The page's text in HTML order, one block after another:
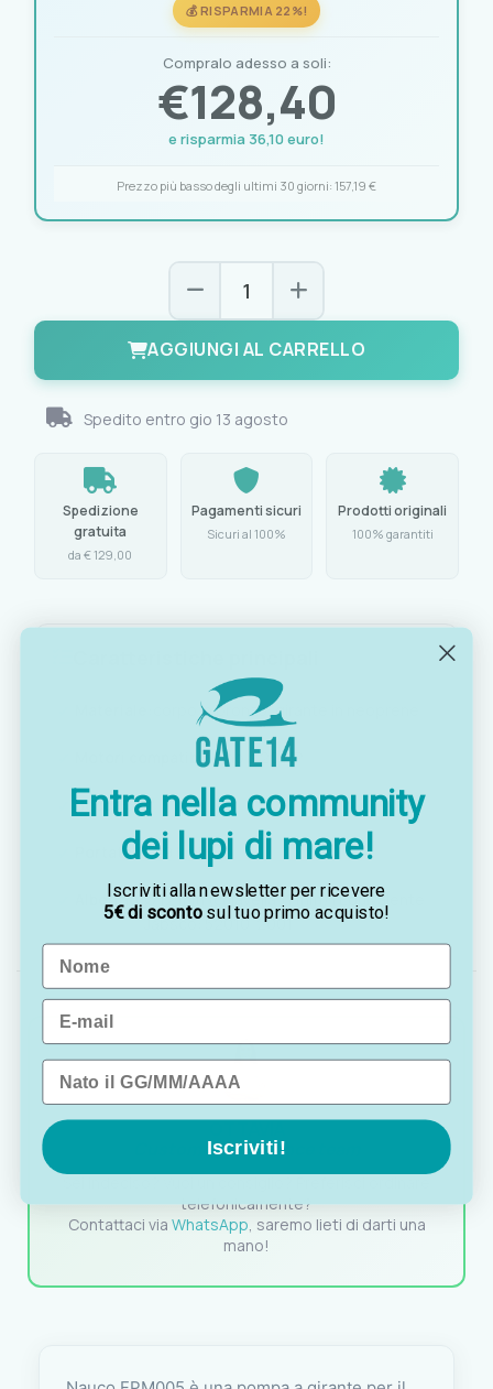
💰 RISPARMIA 22%!
Compralo adesso a soli:
€128,40
e risparmia 36,10 euro!
Prezzo più basso degli ultimi 30 giorni: 157,19 €
AGGIUNGI AL CARRELLO
Spedito entro gio 13 agosto
Spedizione
gratuita
da € 129,00
Pagamenti sicuri
Sicuri al 100%
Prodotti originali
100% garantiti
corpo in bronzo, girante in neoprene
Motori compatibili:fino a 20 HP
Bocca: 3/8"
Portata: 5-29 l/min
Alberino:Ø 12 mm (chiavella 11 mm) | Equivalente
Jabsco: 52010-2001
Customer assistance team
telefonicamente?
Contattaci via WhatsApp , saremo lieti di darti una
mano!
Entra nella community
dei lupi di mare!
Iscriviti alla newsletter per ricevere
5€ di scontosul tuo primo acquisto!
Name
Email
Data di nascita
Iscriviti!